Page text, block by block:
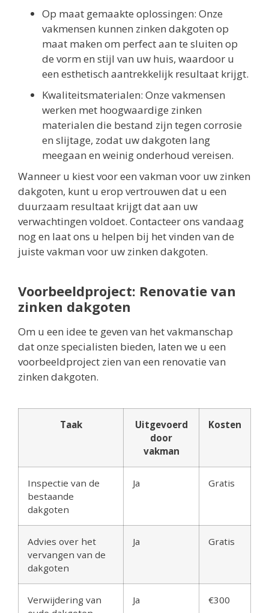
Op maat gemaakte oplossingen: Onze
vakmensen kunnen zinken dakgoten op
maat maken om perfect aan te sluiten op
de vorm en stijl van uw huis, waardoor u
een esthetisch aantrekkelijk resultaat krijgt.
Kwaliteitsmaterialen: Onze vakmensen
werken met hoogwaardige zinken
materialen die bestand zijn tegen corrosie
en slijtage, zodat uw dakgoten lang
meegaan en weinig onderhoud vereisen.
Wanneer u kiest voor een vakman voor uw zinken
dakgoten, kunt u erop vertrouwen dat u een
duurzaam resultaat krijgt dat aan uw
verwachtingen voldoet. Contacteer ons vandaag
nog en laat ons u helpen bij het vinden van de
juiste vakman voor uw zinken dakgoten.
Voorbeeldproject: Renovatie van
zinken dakgoten
Om u een idee te geven van het vakmanschap
dat onze specialisten bieden, laten we u een
voorbeeldproject zien van een renovatie van
zinken dakgoten.
Taak
Uitgevoerd
door
vakman
Kosten
Inspectie van de
bestaande
dakgoten
Ja Gratis
Advies over het
vervangen van de
dakgoten
Ja Gratis
Verwijdering van
Ja €300